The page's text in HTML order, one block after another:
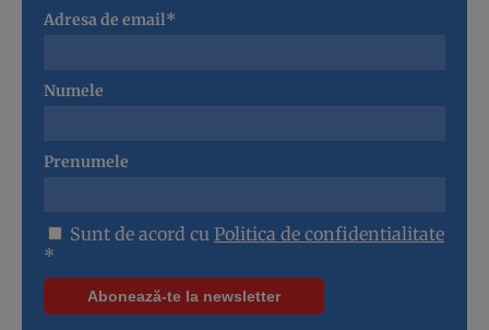
Adresa de email*
Numele
Prenumele
Sunt de acord cu Politica de confidentialitate
*